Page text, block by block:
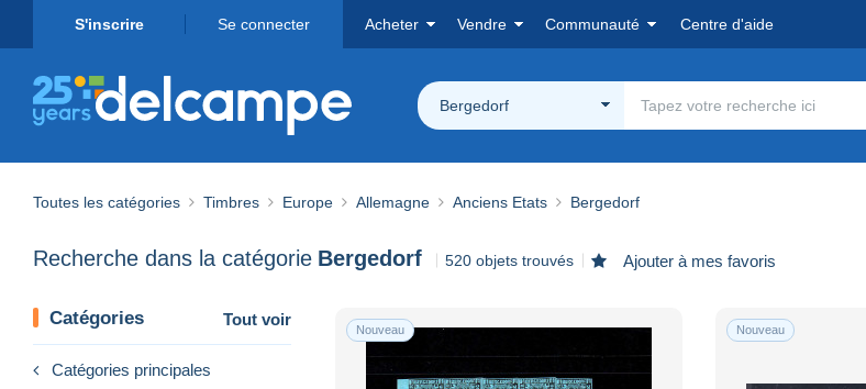
S'inscrire Se connecter Acheter Vendre Communauté Centre d'aide
Bergedorf
Toutes les catégories Timbres Europe Allemagne Anciens Etats Bergedorf
Recherche dans la catégorie Bergedorf 520 objets trouvés Ajouter à mes favoris
Catégories Tout voir
Catégories principales
Nouveau Nouveau